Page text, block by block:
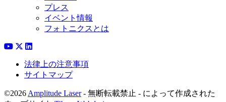
プレス
イベント情報
フォトニクスとは
法律上の注意事項
サイトマップ
©2026 Amplitude Laser- 無断転載禁止 - によって作成された